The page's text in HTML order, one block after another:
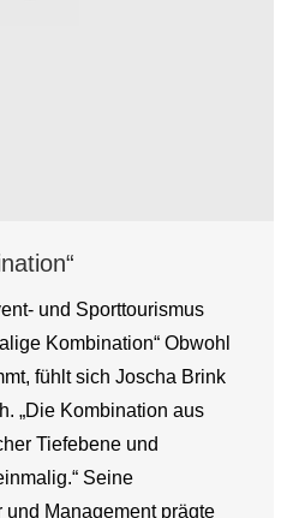
und Sporttourismus
Kombination“ Obwohl
fühlt sich Joscha Brink
„Die Kombination aus
Tiefebene und
Seine
und Management prägte